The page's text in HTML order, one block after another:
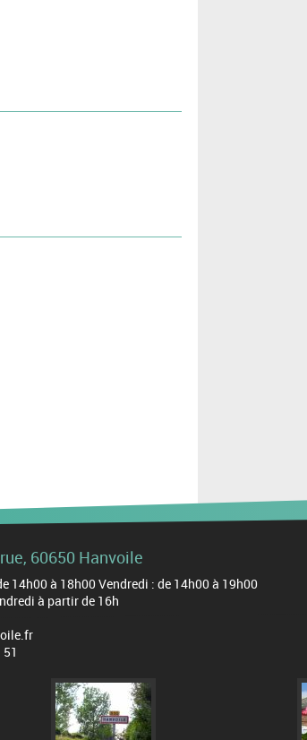
60650 Hanvoile
14h00 à 18h00 Vendredi : de 14h00 à 19h00
à partir de 16h